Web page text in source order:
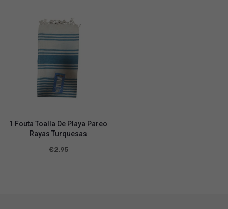
1 Fouta Toalla De Playa Pareo
Rayas Turquesas
€2.95